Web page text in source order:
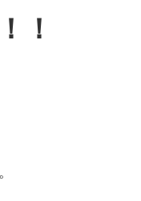
！